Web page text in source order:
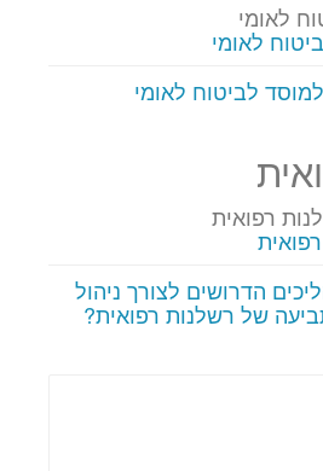
לאומי
לאומי
לביטוח לאומי
רפואית
הדרושים לצורך ניהול
של רשלנות רפואית?